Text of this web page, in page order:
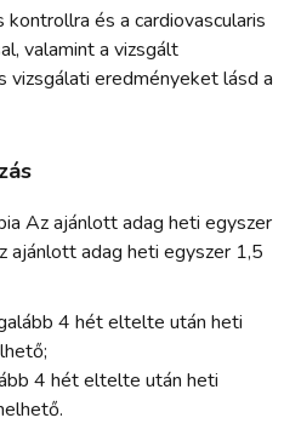
és a cardiovascularis
valamint a vizsgált
eredményeket lásd a
Az ajánlott adag heti egyszer
ajánlott adag heti egyszer 1,5
4 hét eltelte után heti
4 hét eltelte után heti